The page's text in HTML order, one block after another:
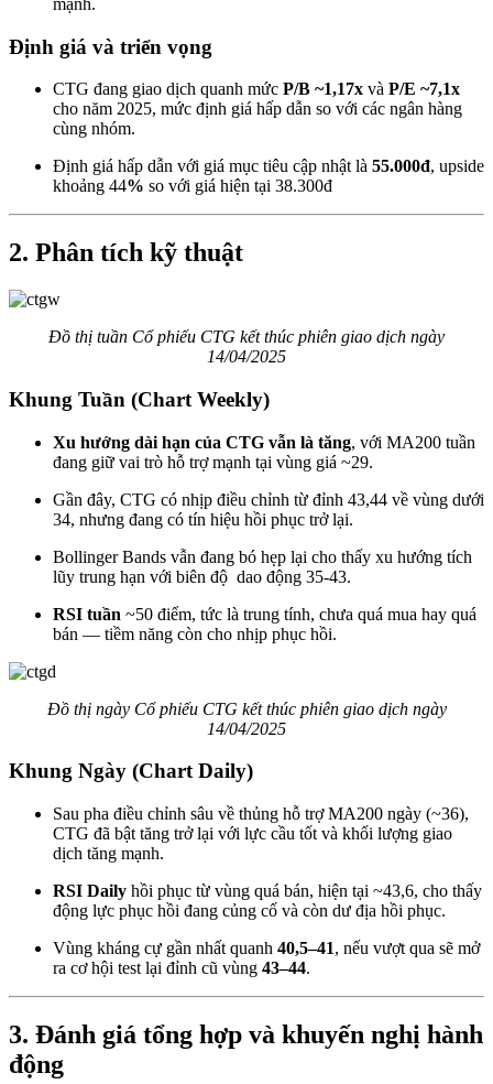
mạnh​.
Định giá và triển vọng
CTG đang giao dịch quanh mức P/B ~1,17x và P/E ~7,1x
cho năm 2025, mức định giá hấp dẫn so với các ngân hàng
cùng nhóm.
Định giá hấp dẫn với giá mục tiêu cập nhật là 55.000đ, upside
khoảng 44% so với giá hiện tại 38.300đ
2. Phân tích kỹ thuật
Đồ thị tuần Cổ phiếu CTG kết thúc phiên giao dịch ngày
14/04/2025
Khung Tuần (Chart Weekly)
Xu hướng dài hạn của CTG vẫn là tăng, với MA200 tuần
đang giữ vai trò hỗ trợ mạnh tại vùng giá ~29.
Gần đây, CTG có nhịp điều chỉnh từ đỉnh 43,44 về vùng dưới
34, nhưng đang có tín hiệu hồi phục trở lại.
Bollinger Bands vẫn đang bó hẹp lại cho thấy xu hướng tích
lũy trung hạn với biên độ dao động 35-43.
RSI tuần ~50 điểm, tức là trung tính, chưa quá mua hay quá
bán — tiềm năng còn cho nhịp phục hồi.
Đồ thị ngày Cổ phiếu CTG kết thúc phiên giao dịch ngày
14/04/2025
Khung Ngày (Chart Daily)
Sau pha điều chỉnh sâu về thủng hỗ trợ MA200 ngày (~36),
CTG đã bật tăng trở lại với lực cầu tốt và khối lượng giao
dịch tăng mạnh.
RSI Daily hồi phục từ vùng quá bán, hiện tại ~43,6, cho thấy
động lực phục hồi đang củng cố và còn dư địa hồi phục.
Vùng kháng cự gần nhất quanh 40,5–41, nếu vượt qua sẽ mở
ra cơ hội test lại đỉnh cũ vùng 43–44.
3. Đánh giá tổng hợp và khuyến nghị hành
động